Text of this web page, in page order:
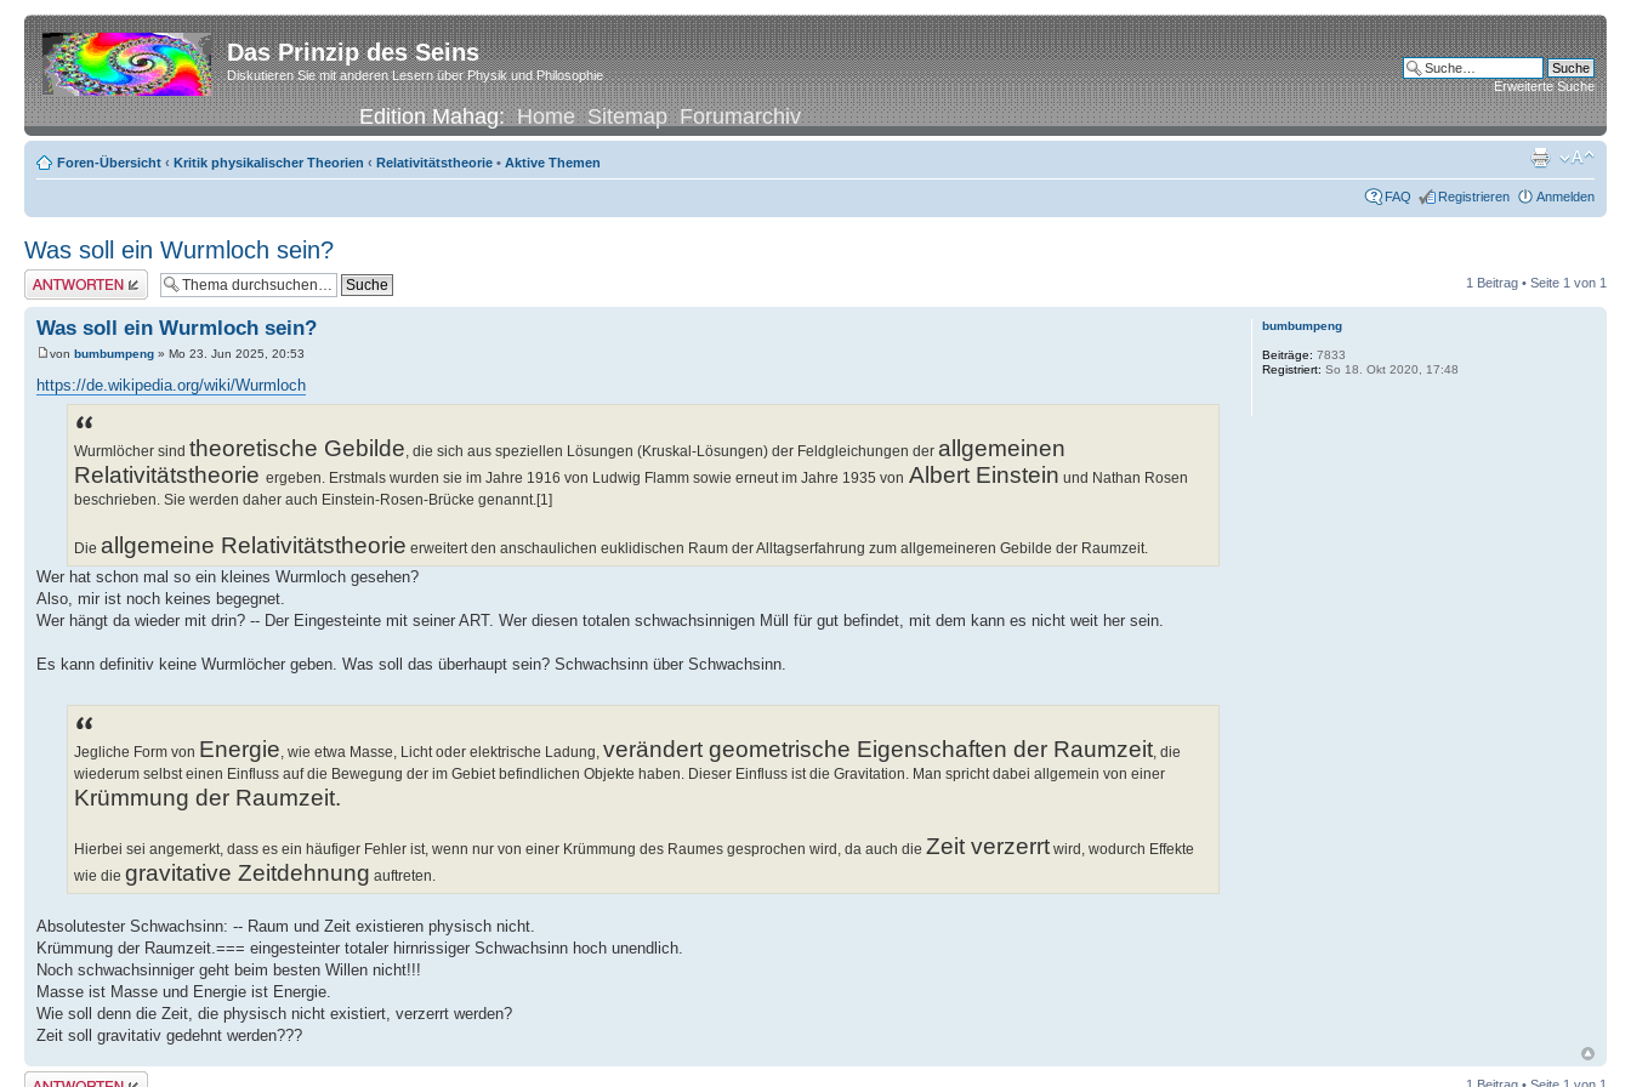
Das Prinzip des Seins
Diskutieren Sie mit anderen Lesern über Physik und Philosophie
Edition Mahag:Home Sitemap Forumarchiv
Erweiterte Suche
Foren-Übersicht ‹ Kritik physikalischer Theorien ‹ Relativitätstheorie • Aktive Themen
FAQ Registrieren Anmelden
Was soll ein Wurmloch sein?
Antwort erstellen 1 Beitrag • Seite 1 von 1
Was soll ein Wurmloch sein?
von bumbumpeng » Mo 23. Jun 2025, 20:53
https://de.wikipedia.org/wiki/Wurmloch
Wurmlöcher sind theoretische Gebilde , die sich aus speziellen Lösungen (Kruskal-Lösungen) der Feldgleichungen der allgemeinen
Relativitätstheorie ergeben. Erstmals wurden sie im Jahre 1916 von Ludwig Flamm sowie erneut im Jahre 1935 von Albert Einstein und Nathan Rosen
beschrieben. Sie werden daher auch Einstein-Rosen-Brücke genannt.[1]
Die allgemeine Relativitätstheorie erweitert den anschaulichen euklidischen Raum der Alltagserfahrung zum allgemeineren Gebilde der Raumzeit.
Wer hat schon mal so ein kleines Wurmloch gesehen?
Also, mir ist noch keines begegnet.
Wer hängt da wieder mit drin? -- Der Eingesteinte mit seiner ART. Wer diesen totalen schwachsinnigen Müll für gut befindet, mit dem kann es nicht weit her sein.
Es kann definitiv keine Wurmlöcher geben. Was soll das überhaupt sein? Schwachsinn über Schwachsinn.
Jegliche Form von Energie, wie etwa Masse, Licht oder elektrische Ladung, verändert geometrische Eigenschaften der Raumzeit, die
wiederum selbst einen Einfluss auf die Bewegung der im Gebiet befindlichen Objekte haben. Dieser Einfluss ist die Gravitation. Man spricht dabei allgemein von einer
Krümmung der Raumzeit.
Hierbei sei angemerkt, dass es ein häufiger Fehler ist, wenn nur von einer Krümmung des Raumes gesprochen wird, da auch die Zeit verzerrt wird, wodurch Effekte
wie die gravitative Zeitdehnung auftreten.
Absolutester Schwachsinn: -- Raum und Zeit existieren physisch nicht.
Krümmung der Raumzeit.=== eingesteinter totaler hirnrissiger Schwachsinn hoch unendlich.
Noch schwachsinniger geht beim besten Willen nicht!!!
Masse ist Masse und Energie ist Energie.
Wie soll denn die Zeit, die physisch nicht existiert, verzerrt werden?
Zeit soll gravitativ gedehnt werden???
bumbumpeng
Beiträge: 7833
Registriert: So 18. Okt 2020, 17:48
Antwort erstellen